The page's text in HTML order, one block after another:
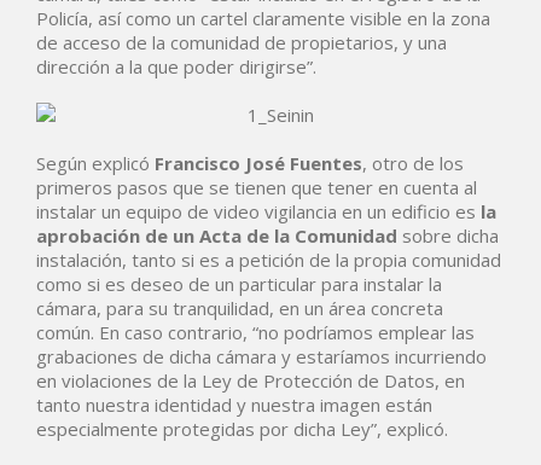
Policía, así como un cartel claramente visible en la zona
de acceso de la comunidad de propietarios, y una
dirección a la que poder dirigirse”.
Según explicó Francisco José Fuentes, otro de los
primeros pasos que se tienen que tener en cuenta al
instalar un equipo de video vigilancia en un edificio es la
aprobación de un Acta de la Comunidad sobre dicha
instalación, tanto si es a petición de la propia comunidad
como si es deseo de un particular para instalar la
cámara, para su tranquilidad, en un área concreta
común. En caso contrario, “no podríamos emplear las
grabaciones de dicha cámara y estaríamos incurriendo
en violaciones de la Ley de Protección de Datos, en
tanto nuestra identidad y nuestra imagen están
especialmente protegidas por dicha Ley”, explicó.